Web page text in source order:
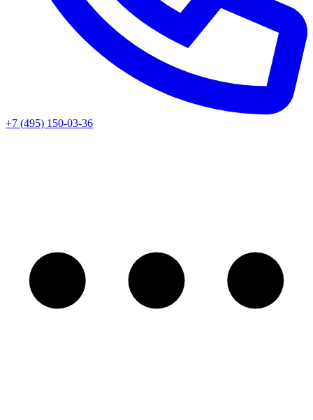
+7 (495) 150-03-36